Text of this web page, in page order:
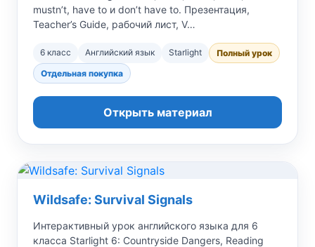
mustn’t, have to и don’t have to. Презентация,
Teacher’s Guide, рабочий лист, V…
6 класс Английский язык Starlight
Полный урок
Отдельная покупка
Открыть материал
Wildsafe: Survival Signals
Интерактивный урок английского языка для 6
класса Starlight 6: Countryside Dangers, Reading